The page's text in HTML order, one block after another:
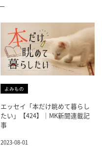
よみもの
エッセイ「本だけ眺めて暮らし
たい」【424】｜MK新聞連載記
事
2023-08-01